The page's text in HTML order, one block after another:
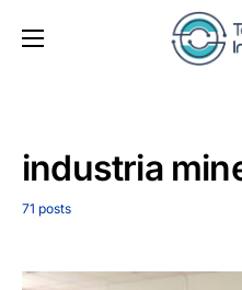
industria
71 posts